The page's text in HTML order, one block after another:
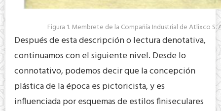
Figura 1. Membrete de la Compañía Industrial de Atlixco
Después de esta descripción o lectura denotativa,
continuamos con el siguiente nivel. Desde lo
connotativo, podemos decir que la concepción
plástica de la época es pictoricista, y es
influenciada por esquemas de estilos finiseculares